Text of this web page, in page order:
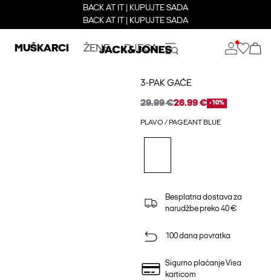
BACK AT IT | KUPUJTE SADA
BACK AT IT | KUPUJTE SADA
MUŠKARCI ŽENE DJECA
3-PAK GAĆE
29.99 €26.99 € -10%
PLAVO / PAGEANT BLUE
Besplatna dostava za
narudžbe preko 40 €
100 dana povratka
Sigurno plaćanje Visa
karticom